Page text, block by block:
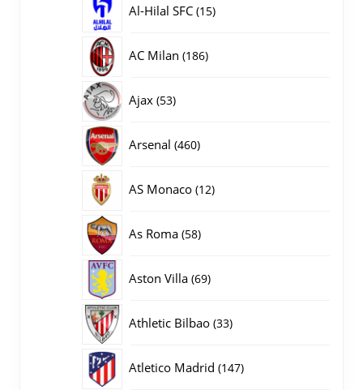
Al-Hilal SFC 1515
AC Milan 186186
Ajax 5353
Arsenal 460460
AS Monaco 1212
As Roma 5858
Aston Villa 6969
Athletic Bilbao 3333
Atletico Madrid 147147